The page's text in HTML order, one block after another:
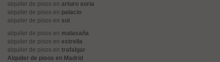
alquiler de pisos en arturo soria
alquiler de pisos en palacio
alquiler de pisos en sol
alquiler de pisos en malasaña
alquiler de pisos en estrella
alquiler de pisos en trafalgar
Alquiler de pisos en Madrid